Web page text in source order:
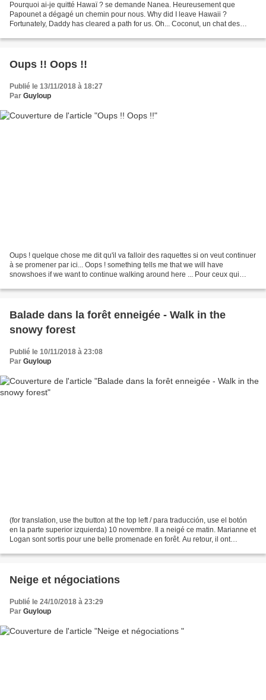
Pourquoi ai-je quitté Hawaï ? se demande Nanea. Heureusement que
Papounet a dégagé un chemin pour nous. Why did I leave Hawaii ?
Fortunately, Daddy has cleared a path for us. Oh... Coconut, un chat des
Oups !! Oops !!
Publié le 13/11/2018 à 18:27
Par Guyloup
Oups ! quelque chose me dit qu'il va falloir des raquettes si on veut continuer
à se promener par ici... Oops ! something tells me that we will have
snowshoes if we want to continue walking around here ... Pour ceux qui
Balade dans la forêt enneigée - Walk in the
snowy forest
Publié le 10/11/2018 à 23:08
Par Guyloup
(for translation, use the button at the top left / para traducción, use el botón
en la parte superior izquierda) 10 novembre. Il a neigé ce matin. Marianne et
Logan sont sortis pour une belle promenade en forêt. Au retour, il ont
Neige et négociations
Publié le 24/10/2018 à 23:29
Par Guyloup